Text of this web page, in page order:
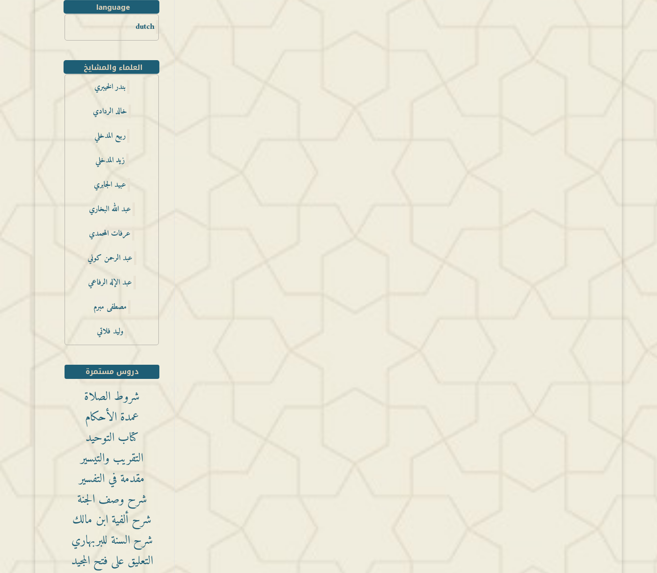
language
dutch
العلماء والمشايخ
بندر الخيبري
خالد الردادي
ربيع المدخلي
زيد المدخلي
عبيد الجابري
عبد الله البخاري
عرفات المحمدي
عبد الرحمن كوني
عبد الإله الرفاعي
مصطفى مبرم
وليد فلاتي
دروس مستمرة
شروط الصلاة
عمدة الأحكام
كتاب التوحيد
التقريب والتيسير
مقدمة في التفسير
شرح وصف الجنة
شرح ألفية ابن مالك
شرح السنة للبربهاري
التعليق على فتح المجيد